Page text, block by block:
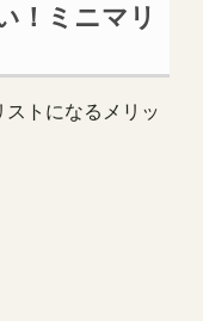
！ミニマリ
トになるメリッ